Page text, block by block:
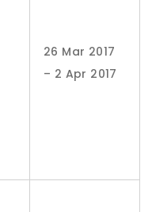
26 Mar 2017
– 2 Apr 2017